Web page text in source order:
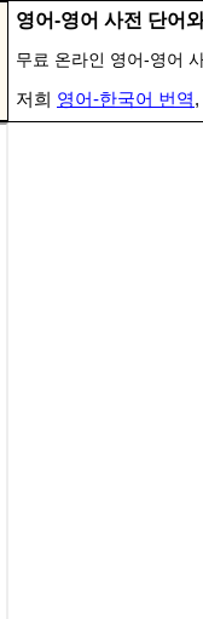
영어-영어 사전 단어
무료 온라인 영어-영어
저희 영어-한국어 번역,